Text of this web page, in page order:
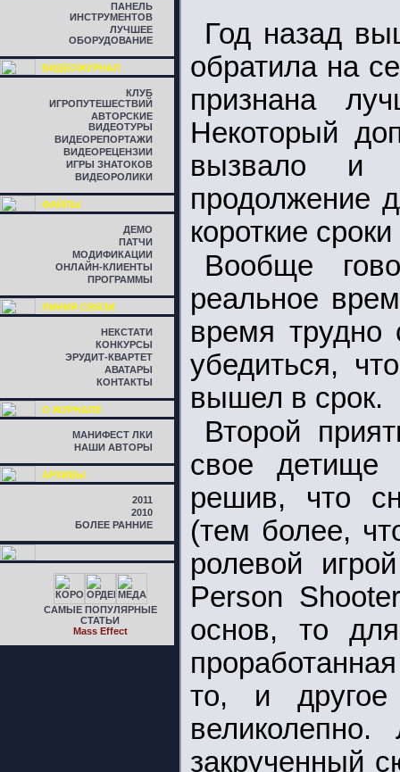
ПАНЕЛЬ
ИНСТРУМЕНТОВ
ЛУЧШЕЕ
ОБОРУДОВАНИЕ
ВИДЕОЖУРНАЛ
КЛУБ
ИГРОПУТЕШЕСТВИЙ
АВТОРСКИЕ
ВИДЕОТУРЫ
ВИДЕОРЕПОРТАЖИ
ВИДЕОРЕЦЕНЗИИ
ИГРЫ ЗНАТОКОВ
ВИДЕОРОЛИКИ
ФАЙЛЫ
ДЕМО
ПАТЧИ
МОДИФИКАЦИИ
ОНЛАЙН-КЛИЕНТЫ
ПРОГРАММЫ
ЛИНИЯ СВЯЗИ
НЕКСТАТИ
КОНКУРСЫ
ЭРУДИТ-КВАРТЕТ
АВАТАРЫ
КОНТАКТЫ
О ЖУРНАЛЕ
МАНИФЕСТ ЛКИ
НАШИ АВТОРЫ
АРХИВЫ
2011
2010
БОЛЕЕ РАННИЕ
САМЫЕ ПОПУЛЯРНЫЕ
СТАТЬИ
Mass Effect
Год назад
обратила на
признана
Некоторый
вызвало и
продолжение
короткие
Вообще
реальное
время
убедиться,
вышел в срок.
Второй
свое детище
решив, что
(тем более,
ролевой
Person
основ, то
то, и другое
закрученный